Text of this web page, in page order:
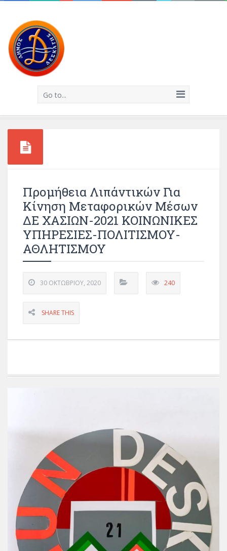
Go to...
Προμήθεια Λιπάντικών Για
Κίνηση Μεταφορικών Μέσων
ΔΕ ΧΑΣΙΩΝ-2021 ΚΟΙΝΩΝΙΚΕΣ
ΥΠΗΡΕΣΙΕΣ-ΠΟΛΙΤΙΣΜΟΥ-
ΑΘΛΗΤΙΣΜΟΥ
30 ΟΚΤΩΒΡΊΟΥ, 2020 240
SHARE THIS